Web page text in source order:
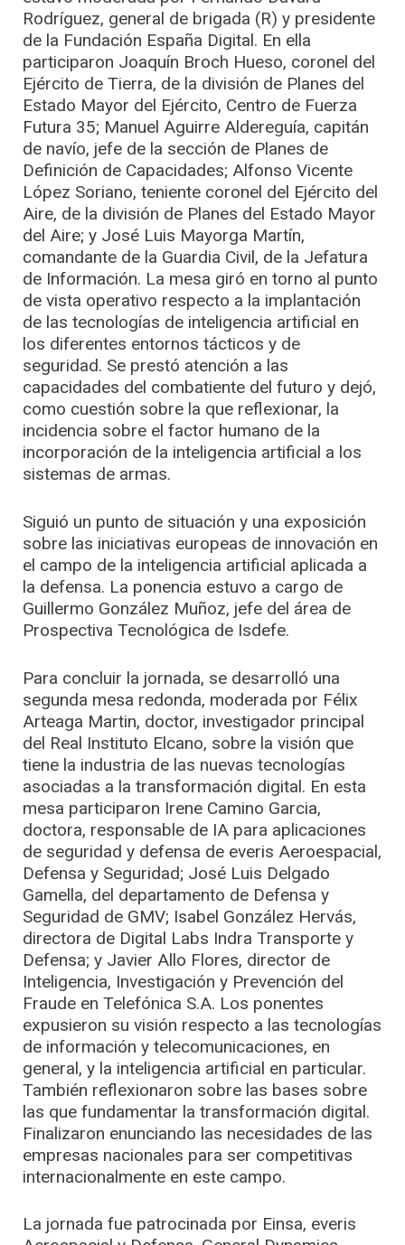
Rodríguez, general de brigada (R) y presidente
de la Fundación España Digital. En ella
participaron Joaquín Broch Hueso, coronel del
Ejército de Tierra, de la división de Planes del
Estado Mayor del Ejército, Centro de Fuerza
Futura 35; Manuel Aguirre Aldereguía, capitán
de navío, jefe de la sección de Planes de
Definición de Capacidades; Alfonso Vicente
López Soriano, teniente coronel del Ejército del
Aire, de la división de Planes del Estado Mayor
del Aire; y José Luis Mayorga Martín,
comandante de la Guardia Civil, de la Jefatura
de Información. La mesa giró en torno al punto
de vista operativo respecto a la implantación
de las tecnologías de inteligencia artificial en
los diferentes entornos tácticos y de
seguridad. Se prestó atención a las
capacidades del combatiente del futuro y dejó,
como cuestión sobre la que reflexionar, la
incidencia sobre el factor humano de la
incorporación de la inteligencia artificial a los
sistemas de armas.
Siguió un punto de situación y una exposición
sobre las iniciativas europeas de innovación en
el campo de la inteligencia artificial aplicada a
la defensa. La ponencia estuvo a cargo de
Guillermo González Muñoz, jefe del área de
Prospectiva Tecnológica de Isdefe.
Para concluir la jornada, se desarrolló una
segunda mesa redonda, moderada por Félix
Arteaga Martin, doctor, investigador principal
del Real Instituto Elcano, sobre la visión que
tiene la industria de las nuevas tecnologías
asociadas a la transformación digital. En esta
mesa participaron Irene Camino Garcia,
doctora, responsable de IA para aplicaciones
de seguridad y defensa de everis Aeroespacial,
Defensa y Seguridad; José Luis Delgado
Gamella, del departamento de Defensa y
Seguridad de GMV; Isabel González Hervás,
directora de Digital Labs Indra Transporte y
Defensa; y Javier Allo Flores, director de
Inteligencia, Investigación y Prevención del
Fraude en Telefónica S.A. Los ponentes
expusieron su visión respecto a las tecnologías
de información y telecomunicaciones, en
general, y la inteligencia artificial en particular.
También reflexionaron sobre las bases sobre
las que fundamentar la transformación digital.
Finalizaron enunciando las necesidades de las
empresas nacionales para ser competitivas
internacionalmente en este campo.
La jornada fue patrocinada por Einsa, everis